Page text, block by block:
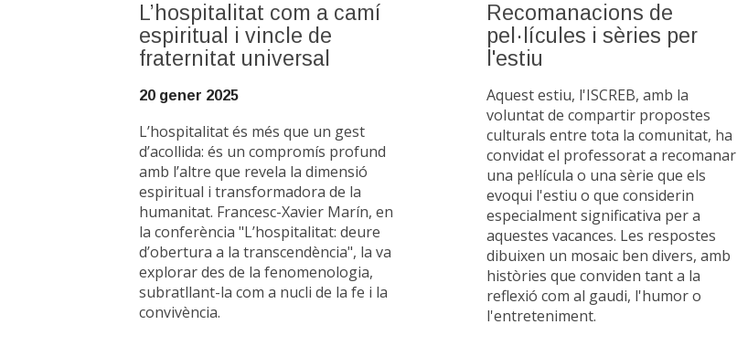
L’hospitalitat com a camí
espiritual i vincle de
fraternitat universal
20 gener 2025
L’hospitalitat és més que un gest
d’acollida: és un compromís profund
amb l’altre que revela la dimensió
espiritual i transformadora de la
humanitat. Francesc-Xavier Marín, en
la conferència "L’hospitalitat: deure
d’obertura a la transcendència", la va
explorar des de la fenomenologia,
subratllant-la com a nucli de la fe i la
convivència.
Recomanacions de
pel·lícules i sèries per
l'estiu
Aquest estiu, l'ISCREB, amb la
voluntat de compartir propostes
culturals entre tota la comunitat, ha
convidat el professorat a recomanar
una pel·lícula o una sèrie que els
evoqui l'estiu o que considerin
especialment significativa per a
aquestes vacances. Les respostes
dibuixen un mosaic ben divers, amb
històries que conviden tant a la
reflexió com al gaudi, l'humor o
l'entreteniment.